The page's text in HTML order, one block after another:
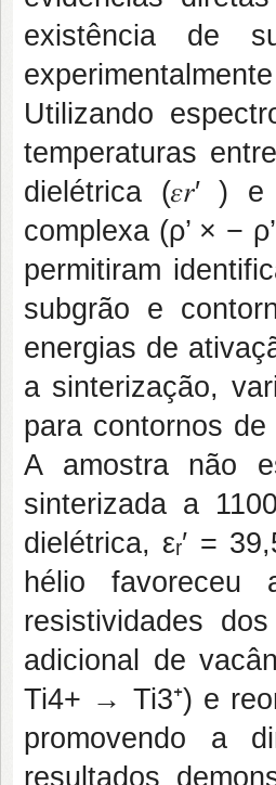
existência de
Utilizando
temperaturas
dielétrica (𝜀𝑟′ )
complexa (ρ’ × −
permitiram
subgrão e
energias de
a sinterização,
para contornos
A amostra não
sinterizada a
dielétrica, εᵣ′ =
hélio
resistividades
adicional de
Ti4+ → Ti3⁺) e
promovendo a
resultados